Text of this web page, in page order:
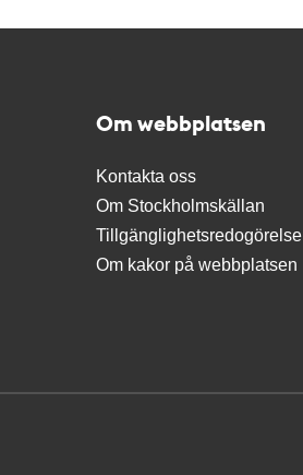
Om webbplatsen
Kontakta oss
Om Stockholmskällan
Tillgänglighetsredogörelse
Om kakor på webbplatsen